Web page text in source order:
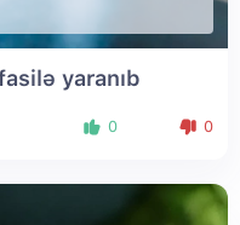
yaranıb
0 0